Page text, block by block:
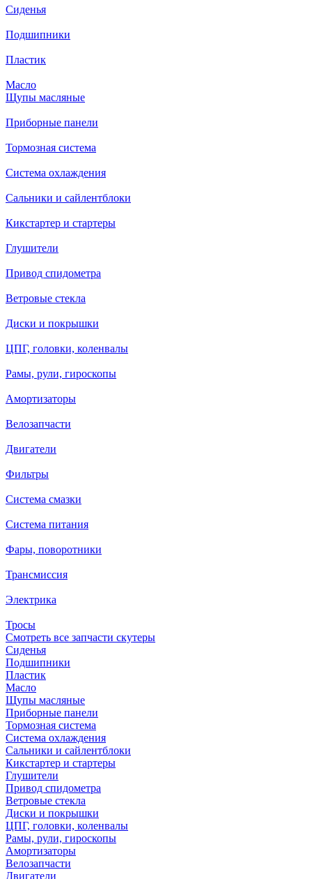
Сиденья
Подшипники
Пластик
Масло
Щупы масляные
Приборные панели
Тормозная система
Система охлаждения
Сальники и сайлентблоки
Кикстартер и стартеры
Глушители
Привод спидометра
Ветровые стекла
Диски и покрышки
ЦПГ, головки, коленвалы
Рамы, рули, гироскопы
Амортизаторы
Велозапчасти
Двигатели
Фильтры
Система смазки
Система питания
Фары, поворотники
Трансмиссия
Электрика
Тросы
Смотреть все запчасти скутеры
Сиденья
Подшипники
Пластик
Масло
Щупы масляные
Приборные панели
Тормозная система
Система охлаждения
Сальники и сайлентблоки
Кикстартер и стартеры
Глушители
Привод спидометра
Ветровые стекла
Диски и покрышки
ЦПГ, головки, коленвалы
Рамы, рули, гироскопы
Амортизаторы
Велозапчасти
Двигатели